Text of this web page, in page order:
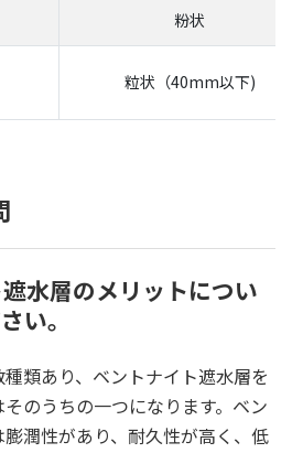
粉状
粒状（40mm以下)
水層のメリットについ
い。
類あり、ベントナイト遮水層を
のうちの一つになります。ベン
膨潤性があり、耐久性が高く、低